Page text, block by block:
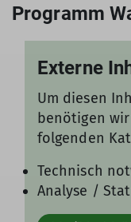
Externe
Um diesen
benötigen wir
folgenden
Technisch
Analyse /